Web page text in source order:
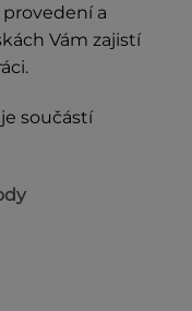
a
Vám zajistí
součástí